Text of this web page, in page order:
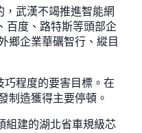
，武漢不竭推進智能網
百度、路特斯等頭部企
鄉企業華礪智行、縱目
程度的要害目標。在
制造獲得主要停頓。
組建的湖北省車規級芯